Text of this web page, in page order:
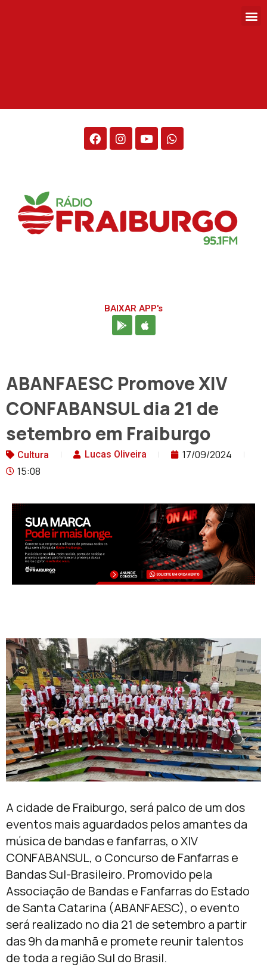
BAIXAR APP's
ABANFAESC Promove XIV
CONFABANSUL dia 21 de
setembro em Fraiburgo
Cultura Lucas Oliveira
17/09/2024
15:08
A cidade de Fraiburgo, será palco de um dos
eventos mais aguardados pelos amantes da
música de bandas e fanfarras, o XIV
CONFABANSUL, o Concurso de Fanfarras e
Bandas Sul-Brasileiro. Promovido pela
Associação de Bandas e Fanfarras do Estado
de Santa Catarina (ABANFAESC), o evento
será realizado no dia 21 de setembro a partir
das 9h da manhã e promete reunir talentos
de toda a região Sul do Brasil.